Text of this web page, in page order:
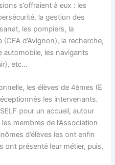
s’offraient à eux : les
la gestion des
les pompiers, la
d’Avignon), la recherche,
automobile, les navigants
etc…
les élèves de 4èmes (E
les intervenants.
pour un accueil, autour
membres de l’Association
d’élèves les ont enfin
ont présenté leur métier, puis,